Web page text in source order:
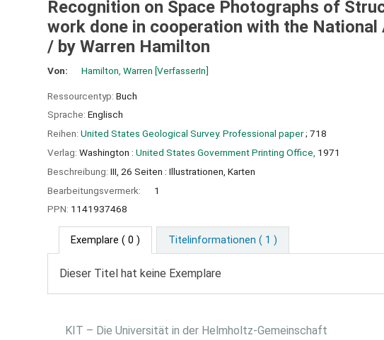
Recognition on Space Photographs of
work done in cooperation with the
/ by Warren Hamilton
Von: Hamilton, Warren [VerfasserIn]
Ressourcentyp: Buch
Sprache: Englisch
Reihen: United States Geological Survey. Professional paper; 718
Verlag: Washington : United States Government Printing Office, 1971
Beschreibung: III, 26 Seiten : Illustrationen, Karten
Bearbeitungsvermerk:
1
PPN: 1141937468
Exemplare ( 0 ) Titelinformationen ( 1 )
Dieser Titel hat keine Exemplare
KIT – Die Universität in der Helmholtz-Gemeinschaft